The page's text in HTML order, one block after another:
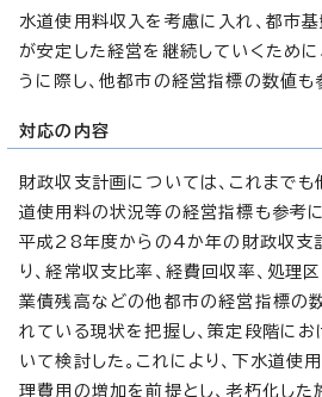
水道使用料収入を考慮に入れ、都市
が安定した経営を継続していくため
うに際し、他都市の経営指標の数値も
対応の内容
財政収支計画については、これまで
道使用料の状況等の経営指標も参考に
平成28年度からの4か年の財政収支
り、経常収支比率、経費回収率、処理
業債残高などの他都市の経営指標の
れている現状を把握し、策定段階に
いて検討した。これにより、下水道使
理費用の増加を前提とし、老朽化し